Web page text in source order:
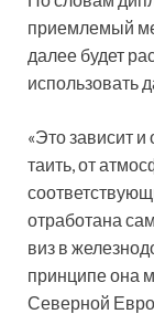
приемлемый
далее будет
использовать
«Это зависит и
таить, от
отработана
виз в
принципе она
Северной